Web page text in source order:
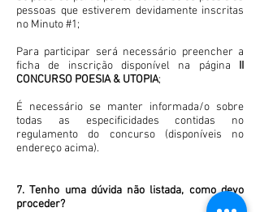
pessoas que estiverem devidamente inscritas
no Minuto #1;
Para participar será necessário preencher a
ficha de inscrição disponível na página II
CONCURSO POESIA & UTOPIA;
É necessário se manter informada/o sobre
todas as especificidades contidas no
regulamento do concurso (disponíveis no
endereço acima).
7. Tenho uma dúvida não listada, como devo
proceder?